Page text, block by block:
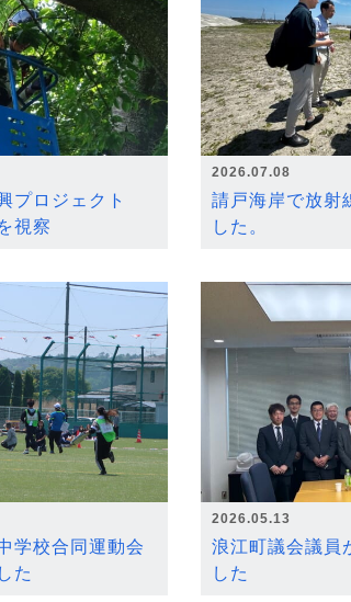
プロジェクト
視察
2026.07.08
請戸海岸で放射
した。
学校合同運動会
た
2026.05.13
浪江町議会議員
した